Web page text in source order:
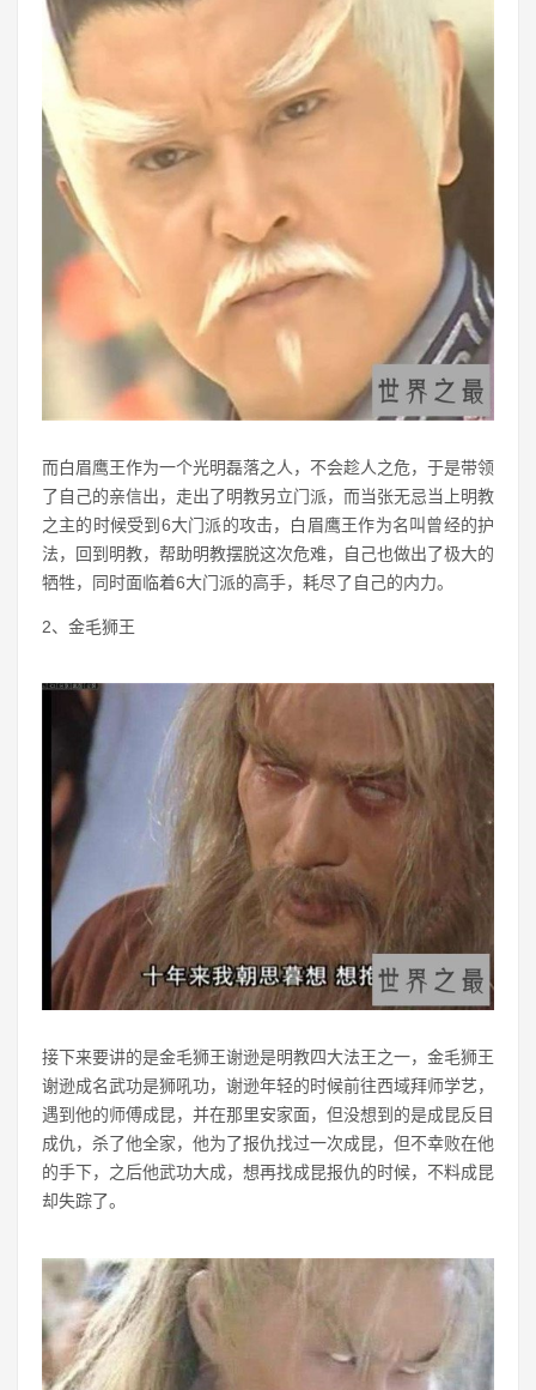
而白眉鹰王作为一个光明磊落之人，不会趁人之危，于是带领
了自己的亲信出，走出了明教另立门派，而当张无忌当上明教
之主的时候受到6大门派的攻击，白眉鹰王作为名叫曾经的护
法，回到明教，帮助明教摆脱这次危难，自己也做出了极大的
牺牲，同时面临着6大门派的高手，耗尽了自己的内力。
2、金毛狮王
接下来要讲的是金毛狮王谢逊是明教四大法王之一，金毛狮王
谢逊成名武功是狮吼功，谢逊年轻的时候前往西域拜师学艺，
遇到他的师傅成昆，并在那里安家面，但没想到的是成昆反目
成仇，杀了他全家，他为了报仇找过一次成昆，但不幸败在他
的手下，之后他武功大成，想再找成昆报仇的时候，不料成昆
却失踪了。